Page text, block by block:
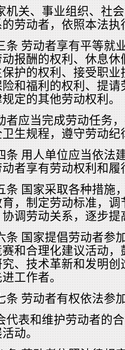
机关、事业组织、社
的劳动者，依照本法执
条 劳动者享有平等就
报酬的权利、休息
护的权利、接受职
和福利的权利、提
规定的其他劳动权利。
者应当完成劳动任务
生规程，遵守劳动纪
条 用人单位应当依法
者享有劳动权利和履
条 国家采取各种措施
，制定劳动标准，
调劳动关系，逐步
条 国家提倡劳动者参
和合理化建议活动
、技术革新和发明
工作者。
条 劳动者有权依法参
代表和维护劳动者的
动。